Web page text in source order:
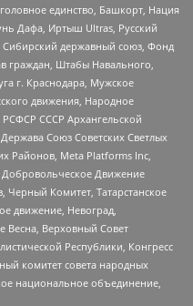
единство, Башкорт, Нация
Дафа, Иртыш Ultras, Русский
Сибирский державный союз, Фонд
граждан, Штабы Навального,
г. Краснодара, Мужское
движения, Народное
РСФСР СССР Архангельской
Союз Советских Светлых
Районов, Meta Platforms Inc,
Движение
Черный Комитет, Татарстанское
движение, Невоград,
Весна, Верховный Совет
Республики, Конгресс
комитет совета народных
национальное объединение,